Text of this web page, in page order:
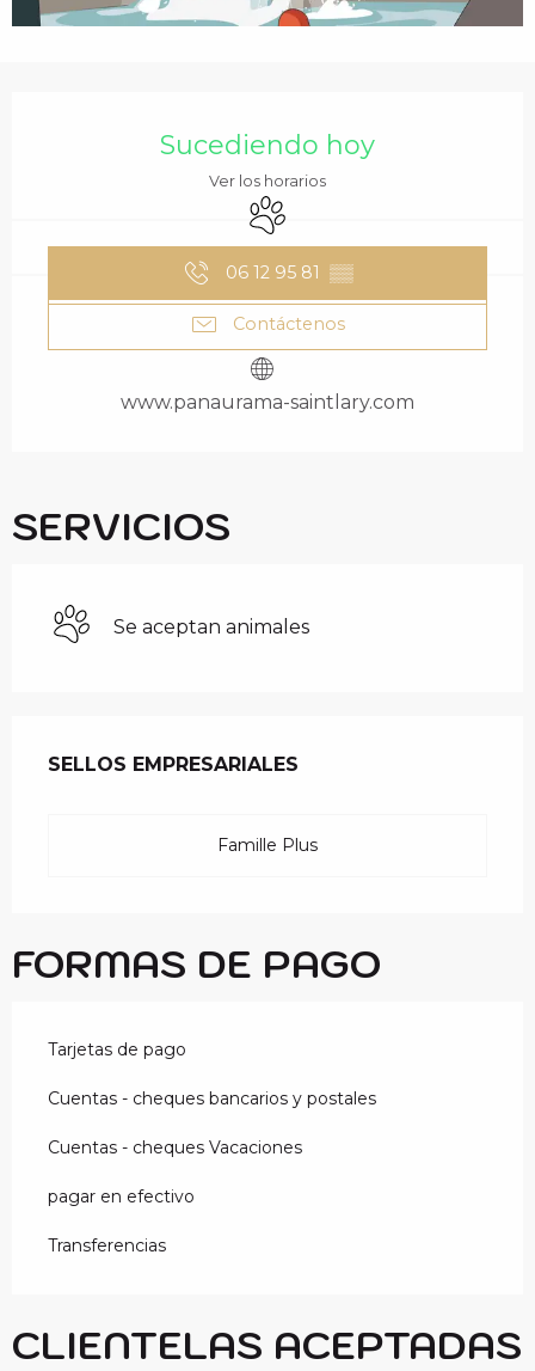
Sucediendo hoy
Ver los horarios
Se aceptan animales
06 12 95 81 ▒▒
Contáctenos
www.panaurama-saintlary.com
SERVICIOS
Se aceptan animales
SELLOS EMPRESARIALES
SELLOS EMPRESARIALES
Famille Plus
FORMAS DE PAGO
Tarjetas de pago
Cuentas - cheques bancarios y postales
Cuentas - cheques Vacaciones
pagar en efectivo
Transferencias
CLIENTELAS ACEPTADAS